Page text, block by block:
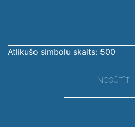
Atlikušo simbolu skaits: 500
NOSŪTĪT